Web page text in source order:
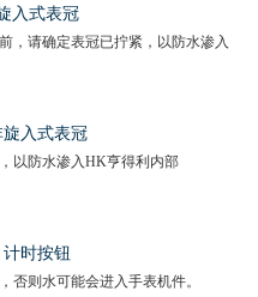
入式表冠
，请确定表冠已拧紧，以防水渗入
旋入式表冠
以防水渗入HK亨得利内部
计时按钮
否则水可能会进入手表机件。